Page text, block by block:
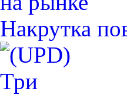
Накрутка